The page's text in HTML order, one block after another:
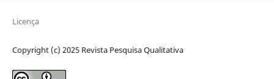
Licença
Copyright (c) 2025 Revista Pesquisa Qualitativa